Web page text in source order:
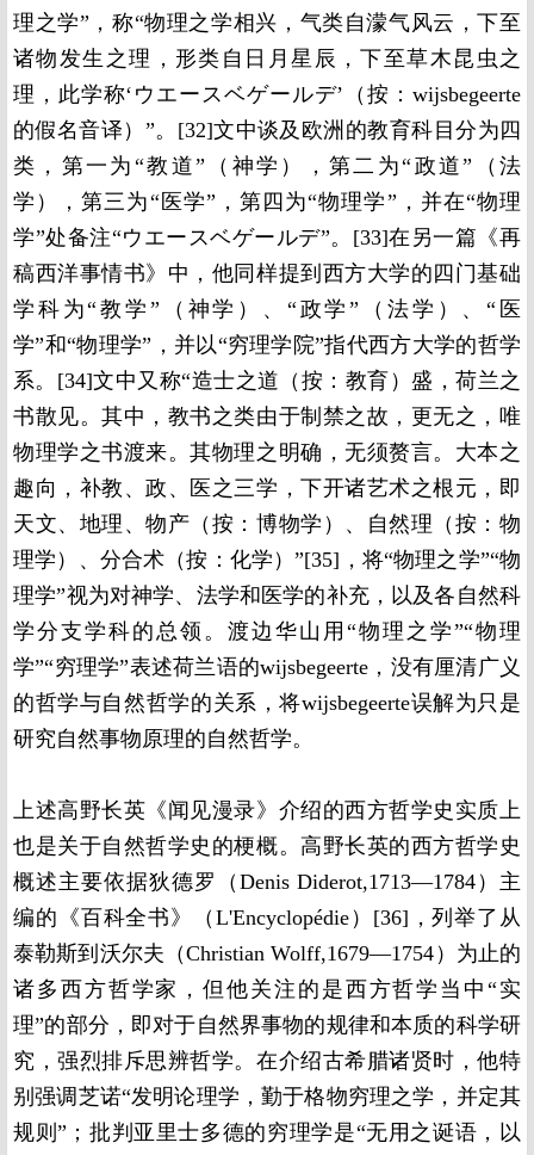
理之学”，称“物理之学相兴，气类自濛气风云，下至
诸物发生之理，形类自日月星辰，下至草木昆虫之
理，此学称‘ウエースベゲールデ’（按：wijsbegeerte
的假名音译）”。[32]文中谈及欧洲的教育科目分为四
类，第一为“教道”（神学），第二为“政道”（法
学），第三为“医学”，第四为“物理学”，并在“物理
学”处备注“ウエースベゲールデ”。[33]在另一篇《再
稿西洋事情书》中，他同样提到西方大学的四门基础
学科为“教学”（神学）、“政学”（法学）、“医
学”和“物理学”，并以“穷理学院”指代西方大学的哲学
系。[34]文中又称“造士之道（按：教育）盛，荷兰之
书散见。其中，教书之类由于制禁之故，更无之，唯
物理学之书渡来。其物理之明确，无须赘言。大本之
趣向，补教、政、医之三学，下开诸艺术之根元，即
天文、地理、物产（按：博物学）、自然理（按：物
理学）、分合术（按：化学）”[35]，将“物理之学”“物
理学”视为对神学、法学和医学的补充，以及各自然科
学分支学科的总领。渡边华山用“物理之学”“物理
学”“穷理学”表述荷兰语的wijsbegeerte，没有厘清广义
的哲学与自然哲学的关系，将wijsbegeerte误解为只是
研究自然事物原理的自然哲学。
上述高野长英《闻见漫录》介绍的西方哲学史实质上
也是关于自然哲学史的梗概。高野长英的西方哲学史
概述主要依据狄德罗（Denis Diderot,1713—1784）主
编的《百科全书》（L'Encyclopédie）[36]，列举了从
泰勒斯到沃尔夫（Christian Wolff,1679—1754）为止的
诸多西方哲学家，但他关注的是西方哲学当中“实
理”的部分，即对于自然界事物的规律和本质的科学研
究，强烈排斥思辨哲学。在介绍古希腊诸贤时，他特
别强调芝诺“发明论理学，勤于格物穷理之学，并定其
规则”；批判亚里士多德的穷理学是“无用之诞语，以